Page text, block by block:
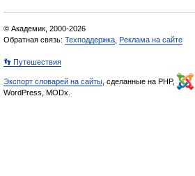
© Академик, 2000-2026
Обратная связь: Техподдержка Реклама на сайте
👣 Путешествия
Экспорт словарей на сайты , сделанные на PHP,
WordPress, MODx.